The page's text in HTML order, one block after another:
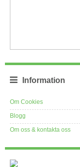
Information
Om Cookies
Blogg
Om oss & kontakta oss